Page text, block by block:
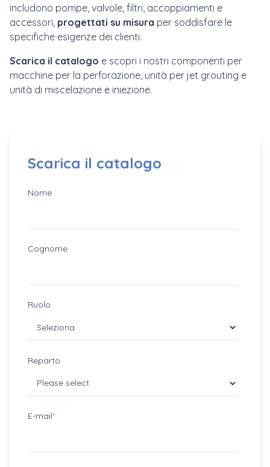
includono pompe, valvole, filtri, accoppiamenti e
accessori, progettati su misura per soddisfare le
specifiche esigenze dei clienti.
Scarica il catalogo e scopri i nostri componenti per
macchine per la perforazione, unità per jet grouting e
unità di miscelazione e iniezione.
Scarica il catalogo
Nome
Cognome
Ruolo
Reparto
E-mail*